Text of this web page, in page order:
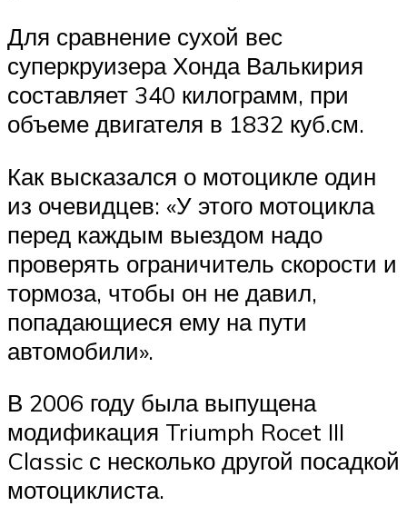
Для сравнение сухой вес
суперкруизера Хонда Валькирия
составляет 340 килограмм, при
объеме двигателя в 1832 куб.см.
Как высказался о мотоцикле один
из очевидцев: «У этого мотоцикла
перед каждым выездом надо
проверять ограничитель скорости и
тормоза, чтобы он не давил,
попадающиеся ему на пути
автомобили».
В 2006 году была выпущена
модификация Triumph Rocet III
Classic с несколько другой посадкой
мотоциклиста.